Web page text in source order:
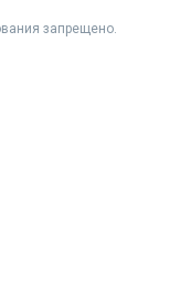
запрещено.